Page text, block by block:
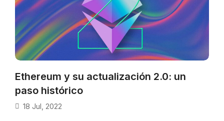
Ethereum y su actualización 2.0: un
paso histórico
18 Jul, 2022